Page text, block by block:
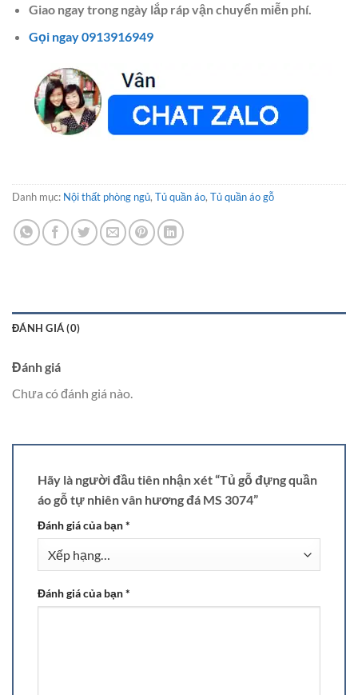
Giao ngay trong ngày lắp ráp vận chuyển miễn phí.
Gọi ngay 0913916949
Danh mục: Nội thất phòng ngủ, Tủ quần áo, Tủ quần áo gỗ
ĐÁNH GIÁ (0)
Đánh giá
Chưa có đánh giá nào.
Hãy là người đầu tiên nhận xét “Tủ gỗ đựng quần
áo gỗ tự nhiên vân hương đá MS 3074”
Đánh giá của bạn*
Đánh giá của bạn*